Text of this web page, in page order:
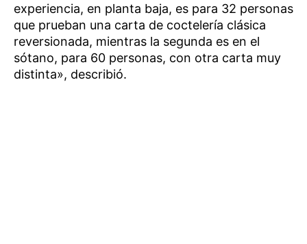
experiencia, en planta baja, es para 32 personas
que prueban una carta de coctelería clásica
reversionada, mientras la segunda es en el
sótano, para 60 personas, con otra carta muy
distinta», describió.